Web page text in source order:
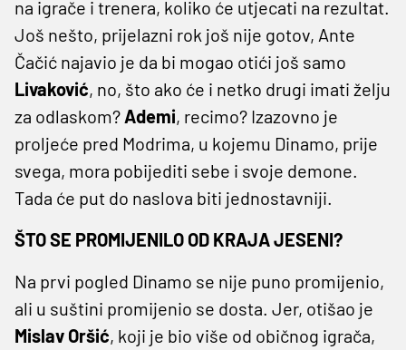
na igrače i trenera, koliko će utjecati na rezultat.
Još nešto, prijelazni rok još nije gotov, Ante
Čačić najavio je da bi mogao otići još samo
Livaković, no, što ako će i netko drugi imati želju
za odlaskom? Ademi, recimo? Izazovno je
proljeće pred Modrima, u kojemu Dinamo, prije
svega, mora pobijediti sebe i svoje demone.
Tada će put do naslova biti jednostavniji.
ŠTO SE PROMIJENILO OD KRAJA JESENI?
Na prvi pogled Dinamo se nije puno promijenio,
ali u suštini promijenio se dosta. Jer, otišao je
Mislav Oršić, koji je bio više od običnog igrača,